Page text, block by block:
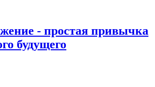
- простая привычка
будущего